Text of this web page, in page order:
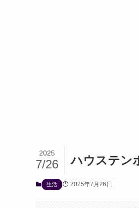
ハウステン
2025
7/26
生活 2025年7月26日